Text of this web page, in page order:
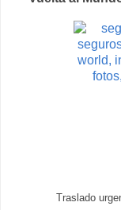
Traslado